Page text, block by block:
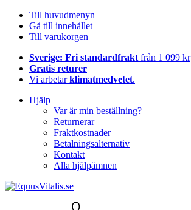
Till huvudmenyn
Gå till innehållet
Till varukorgen
Sverige: Fri standardfrakt från 1 099 kr
Gratis returer
Vi arbetarklimatmedvetet.
Hjälp
Var är min beställning?
Returnerar
Fraktkostnader
Betalningsalternativ
Kontakt
Alla hjälpämnen